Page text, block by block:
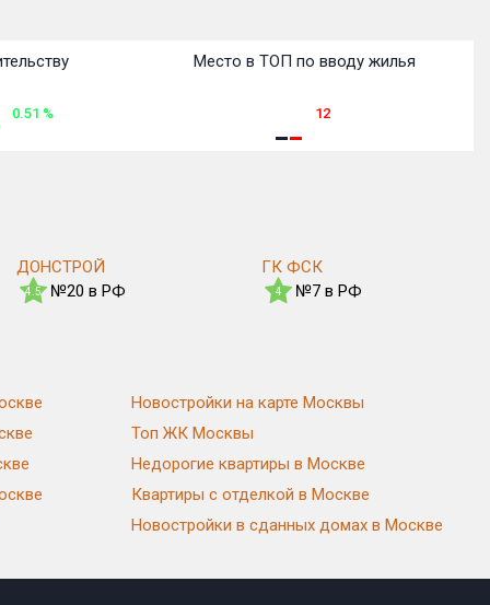
0.51 %
Место в ТОП по вводу жилья
12
ДОНСТРОЙ
4.5 №20 в РФ
ГК ФСК
4 №7 в РФ
Новостройки на карте Москвы
Топ ЖК Москвы
Недорогие квартиры в Москве
Квартиры с отделкой в Москве
Новостройки в сданных домах в Москве